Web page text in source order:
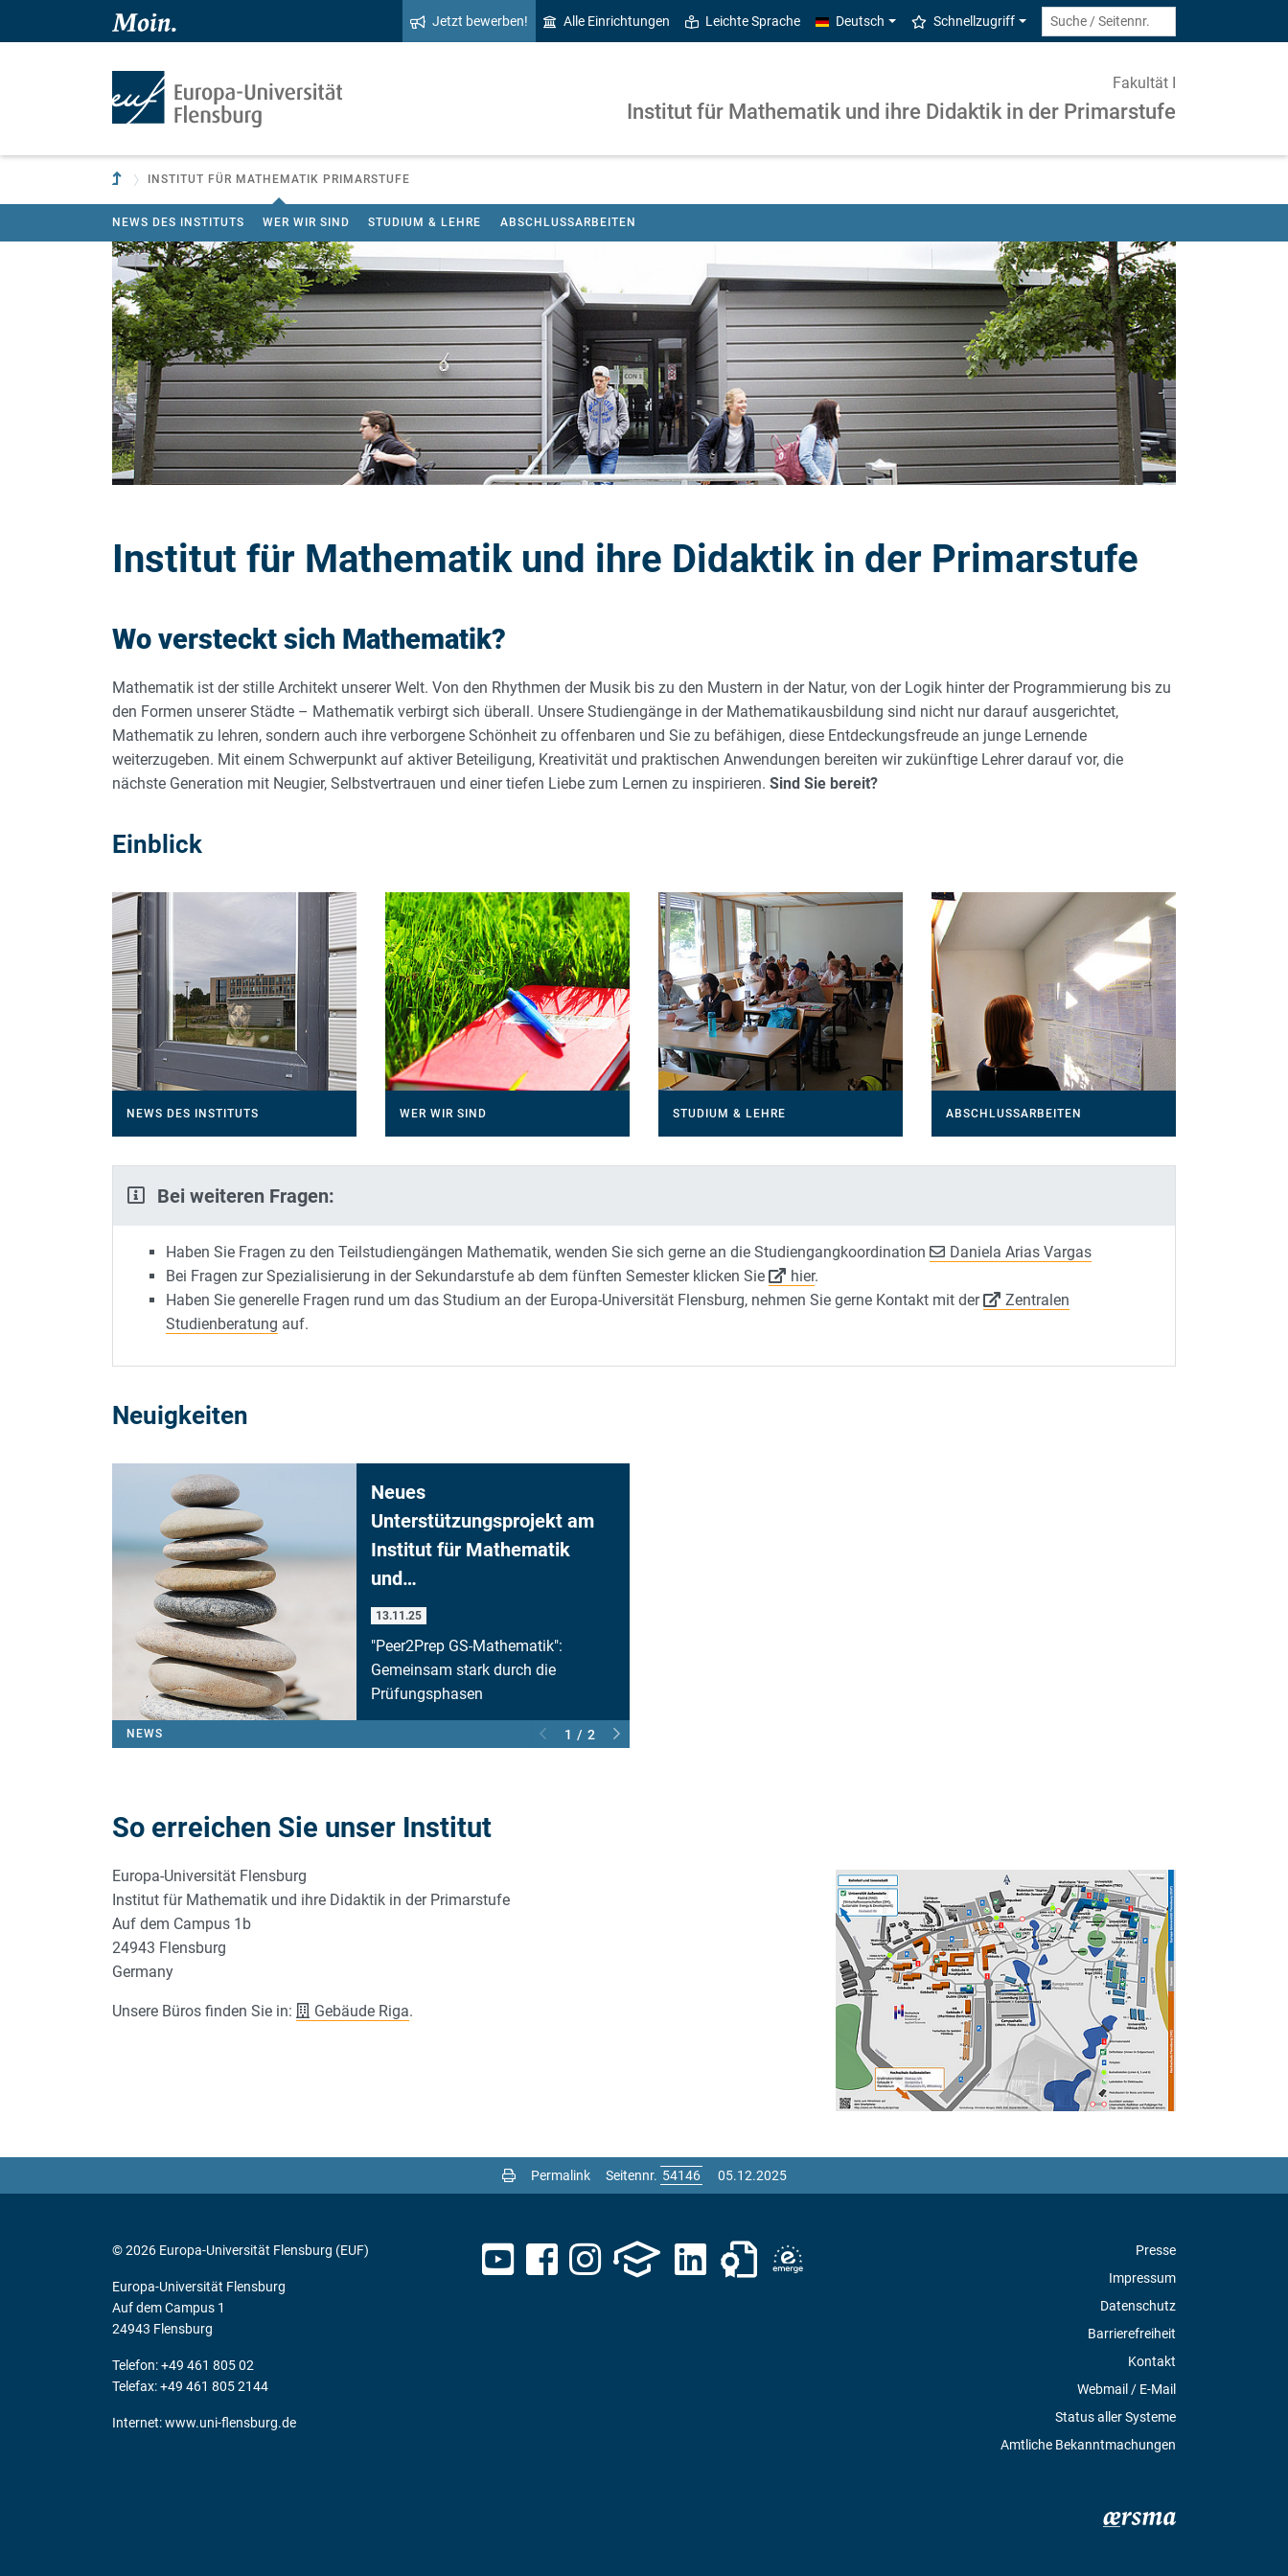
Zum Hauptinhalt springen
Zur Navigation springen
Jetzt bewerben! Alle Einrichtungen Leichte Sprache Deutsch Schnellzugriff
Fakultät I
Institut für Mathematik und ihre Didaktik in der Primarstufe
Zur übergeordneten Einrichtung
INSTITUT FÜR MATHEMATIK PRIMARSTUFE
NEWS DES INSTITUTS WER WIR SIND STUDIUM & LEHRE ABSCHLUSSARBEITEN
Institut für Mathematik und ihre Didaktik in der Primarstufe
Wo versteckt sich Mathematik?
Mathematik ist der stille Architekt unserer Welt. Von den Rhythmen der Musik bis zu den Mustern in der Natur, von der Logik hinter der Programmierung bis zu
den Formen unserer Städte – Mathematik verbirgt sich überall. Unsere Studiengänge in der Mathematikausbildung sind nicht nur darauf ausgerichtet,
Mathematik zu lehren, sondern auch ihre verborgene Schönheit zu offenbaren und Sie zu befähigen, diese Entdeckungsfreude an junge Lernende
weiterzugeben. Mit einem Schwerpunkt auf aktiver Beteiligung, Kreativität und praktischen Anwendungen bereiten wir zukünftige Lehrer darauf vor, die
nächste Generation mit Neugier, Selbstvertrauen und einer tiefen Liebe zum Lernen zu inspirieren. Sind Sie bereit?
Einblick
NEWS DES INSTITUTS WER WIR SIND STUDIUM & LEHRE ABSCHLUSSARBEITEN
Bei weiteren Fragen:
Haben Sie Fragen zu den Teilstudiengängen Mathematik, wenden Sie sich gerne an die Studiengangkoordination
Daniela Arias Vargas
Bei Fragen zur Spezialisierung in der Sekundarstufe ab dem fünften Semester klicken Sie
hier.
Haben Sie generelle Fragen rund um das Studium an der Europa-Universität Flensburg, nehmen Sie gerne Kontakt mit der
Zentralen
Studienberatung auf.
Neuigkeiten
Neues
Unterstützungsprojekt am
Institut für Mathematik
und…
13.11.25
"Peer2Prep GS-Mathematik":
Gemeinsam stark durch die
Prüfungsphasen
NEWS 1 / 2
So erreichen Sie unser Institut
Europa-Universität Flensburg
Institut für Mathematik und ihre Didaktik in der Primarstufe
Auf dem Campus 1b
24943 Flensburg
Germany
Unsere Büros finden Sie in: Gebäude Riga.
Permalink Seitennr. 05.12.2025
Presse
Impressum
Datenschutz
Barrierefreiheit
Kontakt
Webmail / E-Mail
Status aller Systeme
Amtliche Bekanntmachungen
© 2026 Europa-Universität Flensburg (EUF)
Europa-Universität Flensburg
Auf dem Campus 1
24943 Flensburg
Telefon: +49 461 805 02
Telefax: +49 461 805 2144
Internet:www.uni-flensburg.de